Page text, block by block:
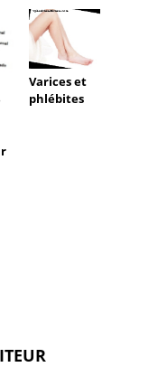
Varices et
phlébites